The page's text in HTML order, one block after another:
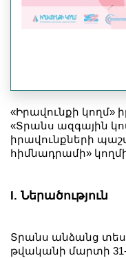
«Իրավունքի
«Տրանս ազգային
իրավունքների
հիմնադրամի»
I. Ներածություն
Տրանս անձանց
թվականի մարտի